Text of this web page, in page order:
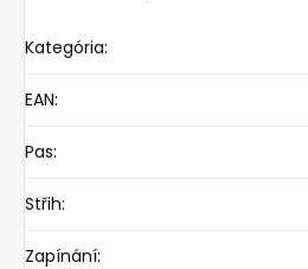
Kategória:
EAN:
Pas:
Střih:
Zapínání: